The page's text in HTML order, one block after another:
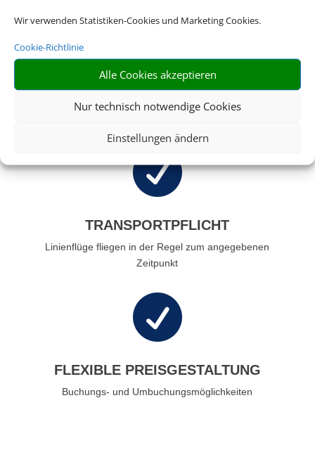
Wir verwenden Statistiken-Cookies und Marketing Cookies.
Cookie-Richtlinie
Alle Cookies akzeptieren
Nur technisch notwendige Cookies
Einstellungen ändern

TRANSPORTPFLICHT
Linienflüge fliegen in der Regel zum angegebenen
Zeitpunkt

FLEXIBLE PREISGESTALTUNG
Buchungs- und Umbuchungsmöglichkeiten